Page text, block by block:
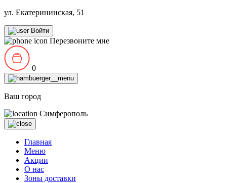
ул. Екатерининская, 51
Войти
Перезвоните мне
0
Ваш город
Симферополь
Главная
Меню
Акции
О нас
Зоны доставки